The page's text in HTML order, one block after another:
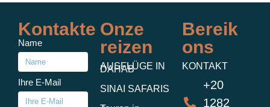
Kontakte
Name
Ihre E-Mail
Onze
reizen
AUSFLÜGE IN
DAHAB
SINAI SAFARIS
Bereik
ons
KONTAKT
+20
1282